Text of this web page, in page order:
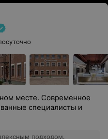
месте. Современное
специалисты и
подходом.